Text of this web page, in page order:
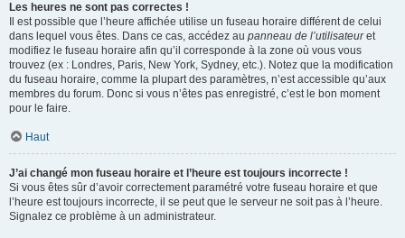
Les heures ne sont pas correctes !
Il est possible que l’heure affichée utilise un fuseau horaire différent de celui
dans lequel vous êtes. Dans ce cas, accédez au panneau de l’utilisateuret
modifiez le fuseau horaire afin qu’il corresponde à la zone où vous vous
trouvez (ex : Londres, Paris, New York, Sydney, etc.). Notez que la modification
du fuseau horaire, comme la plupart des paramètres, n’est accessible qu’aux
membres du forum. Donc si vous n’êtes pas enregistré, c’est le bon moment
pour le faire.
Haut
J’ai changé mon fuseau horaire et l’heure est toujours incorrecte !
Si vous êtes sûr d’avoir correctement paramétré votre fuseau horaire et que
l’heure est toujours incorrecte, il se peut que le serveur ne soit pas à l’heure.
Signalez ce problème à un administrateur.